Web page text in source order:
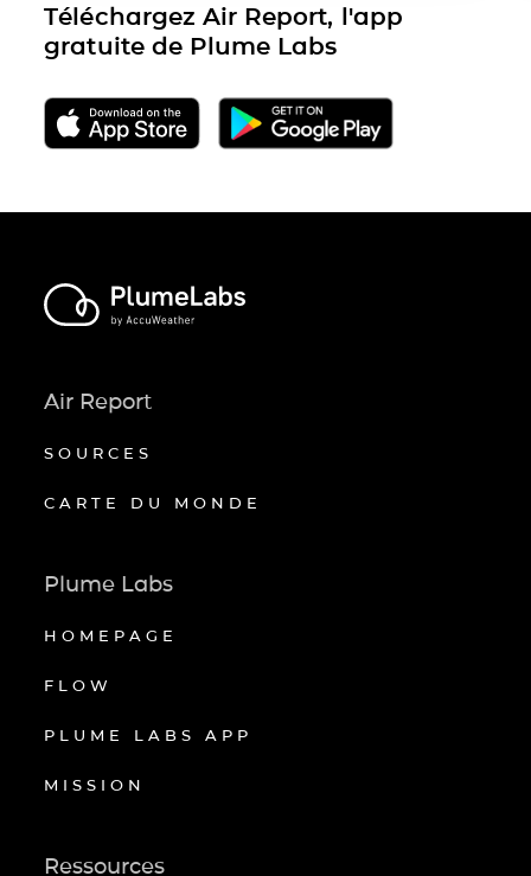
Téléchargez Air Report, l'app
gratuite de Plume Labs
Air Report
SOURCES
CARTE DU MONDE
Plume Labs
HOMEPAGE
FLOW
PLUME LABS APP
MISSION
Ressources